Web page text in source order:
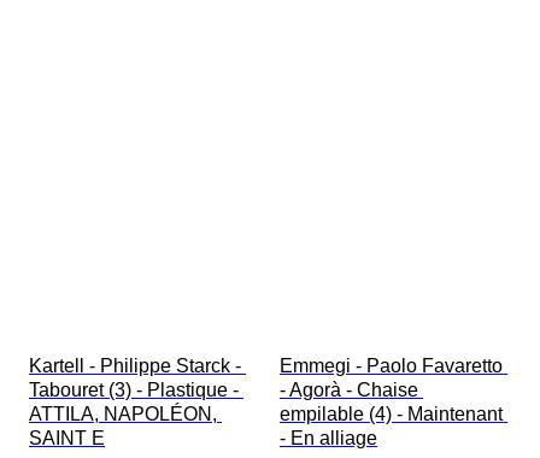
Kartell - Philippe Starck -
Tabouret (3) - Plastique -
ATTILA, NAPOLÉON,
SAINT E
Emmegi - Paolo Favaretto
- Agorà - Chaise
empilable (4) - Maintenant
- En alliage